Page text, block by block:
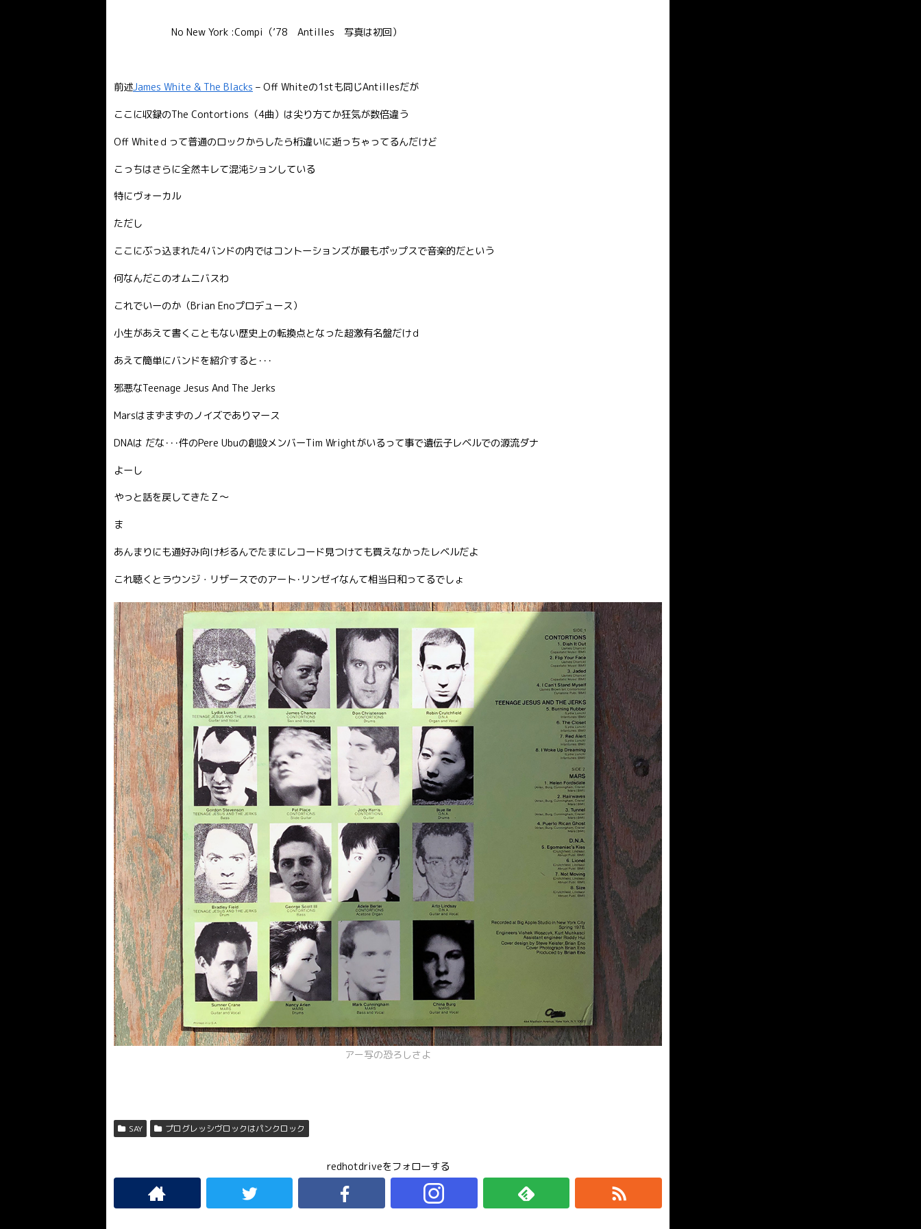
No New York :Compi（’78 Antilles 写真は初回）
前述James White & The Blacks – Off Whiteの1stも同じAntillesだが
ここに収録のThe Contortions（4曲）は尖り方てか狂気が数倍違う
Off Whiteｄって普通のロックからしたら桁違いに逝っちゃってるんだけど
こっちはさらに全然キレて混沌ションしている
特にヴォーカル
ただし
ここにぶっ込まれた4バンドの内ではコントーションズが最もポップスで音楽的だという
何なんだこのオムニバスわ
これでいーのか（Brian Enoプロデュース）
小生があえて書くこともない歴史上の転換点となった超激有名盤だけｄ
あえて簡単にバンドを紹介すると･･･
邪悪なTeenage Jesus And The Jerks
Marsはまずまずのノイズでありマース
DNAは だな･･･件のPere Ubuの創設メンバーTim Wrightがいるって事で遺伝子レベルでの源流ダナ
よーし
やっと話を戻してきたＺ〜
ま
あんまりにも通好み向け杉るんでたまにレコード見つけても買えなかったレベルだよ
これ聴くとラウンジ・リザースでのアート･リンゼイなんて相当日和ってるでしょ
アー写の恐ろしさよ
SAY プログレッシヴロックはパンクロック
redhotdriveをフォローする